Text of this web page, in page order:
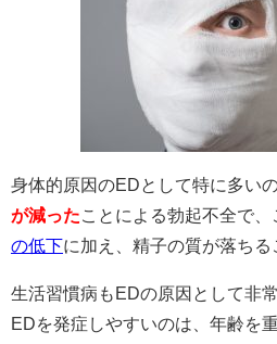
身体的原因のEDとして特に多いの
が減ったことによる勃起不全で、
の低下に加え、精子の質が落ちる
生活習慣病もEDの原因として非
EDを発症しやすいのは、年齢を